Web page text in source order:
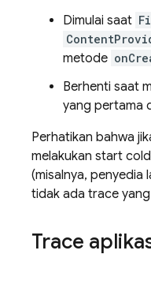
Dimulai saat
metode
Berhenti saat
yang pertama
Perhatikan bahwa
melakukan start
(misalnya, penyedia
tidak ada trace
Trace